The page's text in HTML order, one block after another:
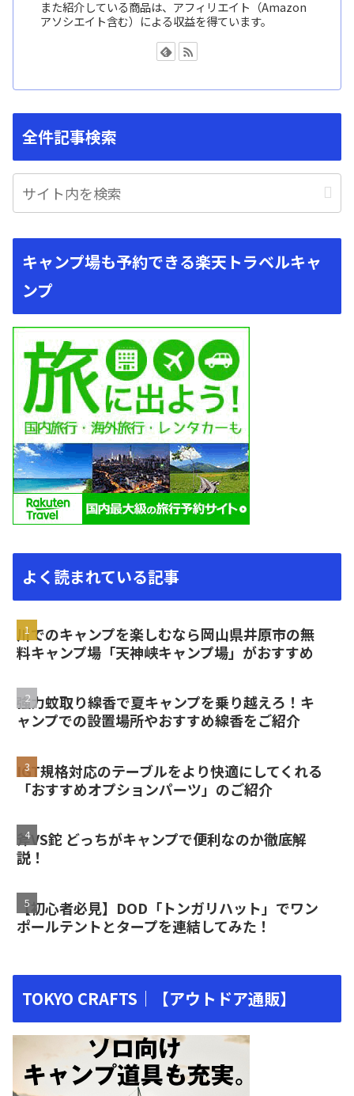
また紹介している商品は、アフィリエイト（Amazon
アソシエイト含む）による収益を得ています。
全件記事検索
キャンプ場も予約できる楽天トラベルキャ
ンプ
よく読まれている記事
川でのキャンプを楽しむなら岡山県井原市の無
料キャンプ場「天神峡キャンプ場」がおすすめ
強力蚊取り線香で夏キャンプを乗り越えろ！キ
ャンプでの設置場所やおすすめ線香をご紹介
IGT規格対応のテーブルをより快適にしてくれる
「おすすめオプションパーツ」のご紹介
斧VS鉈 どっちがキャンプで便利なのか徹底解
説！
【初心者必見】DOD「トンガリハット」でワン
ポールテントとタープを連結してみた！
TOKYO CRAFTS｜【アウトドア通販】